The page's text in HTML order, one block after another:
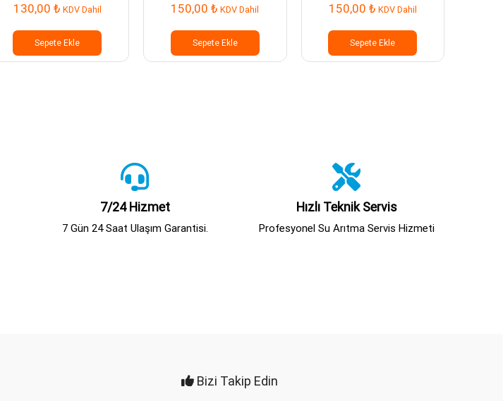
130,00 ₺ KDV Dahil
Sepete Ekle
150,00₺ KDV Dahil
Sepete Ekle
150,00 ₺ KDV Dahil
Sepete Ekle
7/24 Hizmet
7 Gün 24 Saat Ulaşım Garantisi.
Hızlı Teknik Servis
Profesyonel Su Arıtma Servis Hizmeti
Bizi Takip Edin